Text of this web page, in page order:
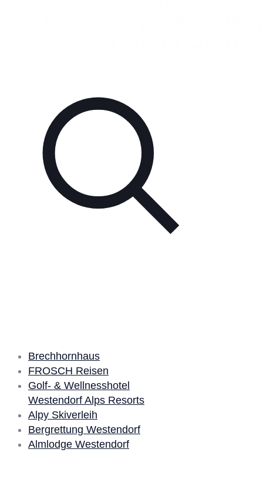
Brechhornhaus
FROSCH Reisen
Golf- & Wellnesshotel
Westendorf Alps Resorts
Alpy Skiverleih
Bergrettung Westendorf
Almlodge Westendorf